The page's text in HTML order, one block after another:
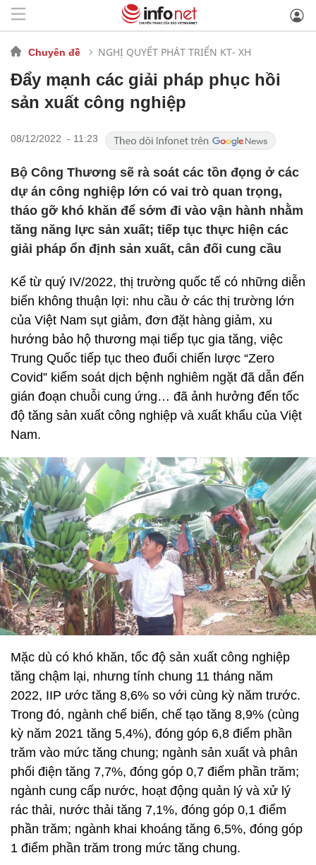
Chuyên đề NGHỊ QUYẾT PHÁT TRIỂN KT- XH
Đẩy mạnh các giải pháp phục hồi
sản xuất công nghiệp
08/12/2022 - 11:23
Bộ Công Thương sẽ rà soát các tồn đọng ở các
dự án công nghiệp lớn có vai trò quan trọng,
tháo gỡ khó khăn để sớm đi vào vận hành nhằm
tăng năng lực sản xuất; tiếp tục thực hiện các
giải pháp ổn định sản xuất, cân đối cung cầu
Kể từ quý IV/2022, thị trường quốc tế có những diễn
biến không thuận lợi: nhu cầu ở các thị trường lớn
của Việt Nam sụt giảm, đơn đặt hàng giảm, xu
hướng bảo hộ thương mại tiếp tục gia tăng, việc
Trung Quốc tiếp tục theo đuổi chiến lược “Zero
Covid” kiểm soát dịch bệnh nghiêm ngặt đã dẫn đến
gián đoạn chuỗi cung ứng… đã ảnh hưởng đến tốc
độ tăng sản xuất công nghiệp và xuất khẩu của Việt
Nam.
Mặc dù có khó khăn, tốc độ sản xuất công nghiệp
tăng chậm lại, nhưng tính chung 11 tháng năm
2022, IIP ước tăng 8,6% so với cùng kỳ năm trước.
Trong đó, ngành chế biến, chế tạo tăng 8,9% (cùng
kỳ năm 2021 tăng 5,4%), đóng góp 6,8 điểm phần
trăm vào mức tăng chung; ngành sản xuất và phân
phối điện tăng 7,7%, đóng góp 0,7 điểm phần trăm;
ngành cung cấp nước, hoạt động quản lý và xử lý
rác thải, nước thải tăng 7,1%, đóng góp 0,1 điểm
phần trăm; ngành khai khoáng tăng 6,5%, đóng góp
1 điểm phần trăm trong mức tăng chung.